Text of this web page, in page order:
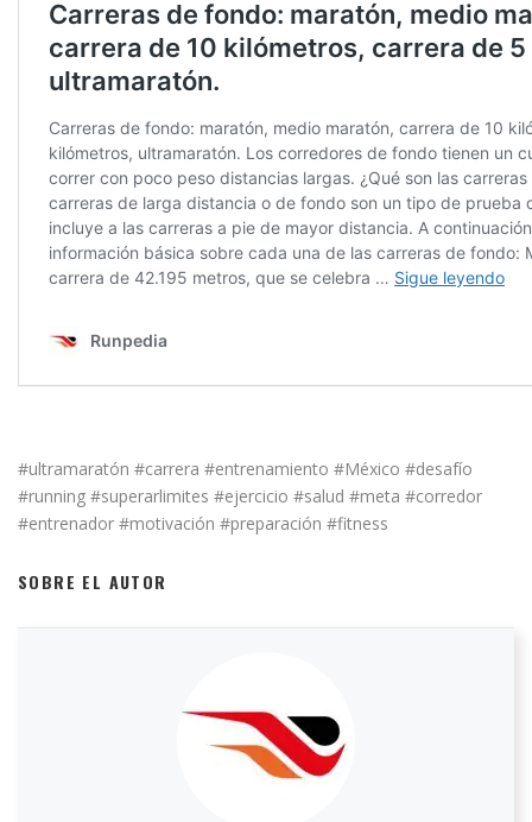
#ultramaratón #carrera #entrenamiento #México #desafío
#running #superarlimites #ejercicio #salud #meta #corredor
#entrenador #motivación #preparación #fitness
SOBRE EL AUTOR